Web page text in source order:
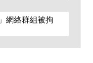
網絡群組被拘